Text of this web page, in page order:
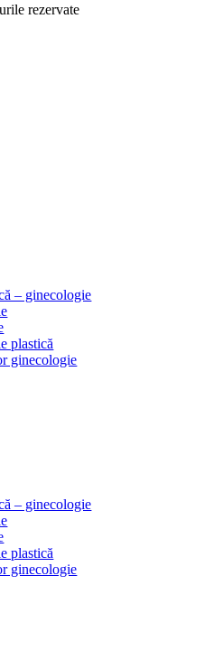
rezervate
– ginecologie
plastică
ginecologie
– ginecologie
plastică
ginecologie